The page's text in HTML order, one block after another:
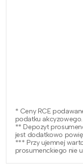
* Ceny RCE
podatku akcyzowego.
** Depozyt
jest dodatkowo
*** Przy ujemnej
prosumenckiego nie